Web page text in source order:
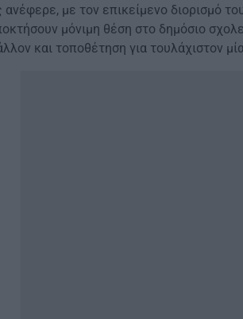
με τον επικείμενο διορισμό
μόνιμη θέση στο δημόσιο
και τοποθέτηση για τουλάχιστον